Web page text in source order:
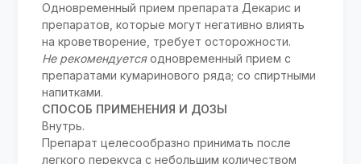
Одновременный прием препарата Декарис и
препаратов, которые могут негативно влиять
на кроветворение, требует осторожности.
Не рекомендуетсяодновременный прием с
препаратами кумаринового ряда; со спиртными
напитками.
СПОСОБ ПРИМЕНЕНИЯ И ДОЗЫ
Внутрь.
Препарат целесообразно принимать после
легкого перекуса с небольшим количеством